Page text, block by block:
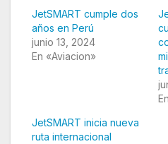
JetSMART cumple dos
años en Perú
junio 13, 2024
En «Aviacion»
JetSMART inicia nueva
ruta internacional